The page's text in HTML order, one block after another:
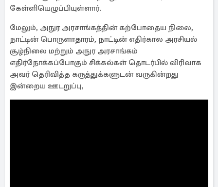
கேள்ளியெழுப்பியுள்ளார்.
மேலும், அநுர அரசாங்கத்தின் கற்போதைய நிலை,
நாட்டின் பொருளாதாரம், நாட்டின் எதிர்கால அரசியல்
சூழ்நிலை மற்றும் அநுர அரசாங்கம்
எதிர்நோக்கப்போகும் சிக்கல்கள் தொடர்பில் விரிவாக
அவர் தெரிவித்த கருத்துக்களுடன் வருகின்றது
இன்றைய ஊடறுப்பு,